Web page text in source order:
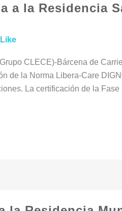
a la Residencia
Like
CLECE)-Bárcena de
de la Norma Libera-Care
La certificación de la Fase